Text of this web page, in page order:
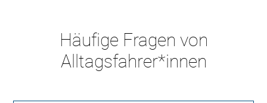
Häufige Fragen von
Alltagsfahrer*innen